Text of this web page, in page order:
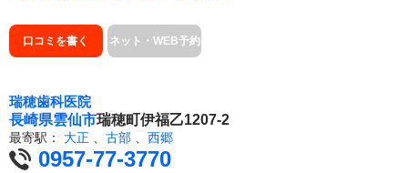
口コミを書く ネット・WEB予約
瑞穂歯科医院
長崎県雲仙市瑞穂町伊福乙1207-2
最寄駅： 大正 古部 西郷
0957-77-3770